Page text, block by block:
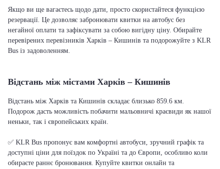
Якщо ви ще вагаєтесь щодо дати, просто скористайтеся функцією
резервації. Це дозволяє забронювати квитки на автобус без
негайної оплати та зафіксувати за собою вигідну ціну. Обирайте
перевірених перевізників Харків – Кишинів та подорожуйте з KLR
Bus із задоволенням.
Відстань між містами Харків – Кишинів
Відстань між Харків та Кишинів складає близько 859.6 км.
Подорож дасть можливість побачити мальовничі краєвиди як нашої
неньки, так і європейських країн.
✅ KLR Bus пропонує вам комфортні автобуси, зручний графік та
доступні ціни для поїздок по Україні та до Європи, особливо коли
обираєте раннє бронювання. Купуйте квитки онлайн та